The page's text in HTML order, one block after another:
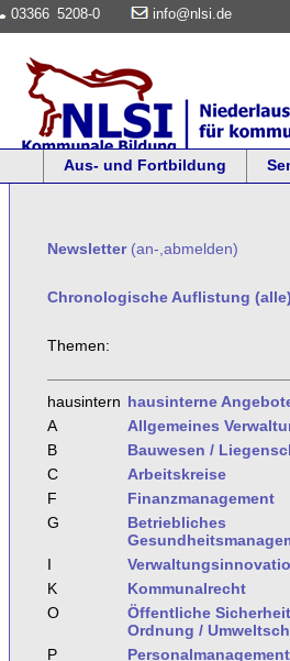
03366 5208-0 info@nlsi.de
Aus- und Fortbildung
Newsletter(an-,abmelden)
Chronologische Auflistung (alle)
Themen:
hausintern hausinterne
A
Allgemeines
B
Bauwesen /
C
Arbeitskreise
F
Finanzmanagement
G
Betriebliches
I
K
Kommunalrecht
O
Öffentliche
Ordnung /
P
Personalmanagement